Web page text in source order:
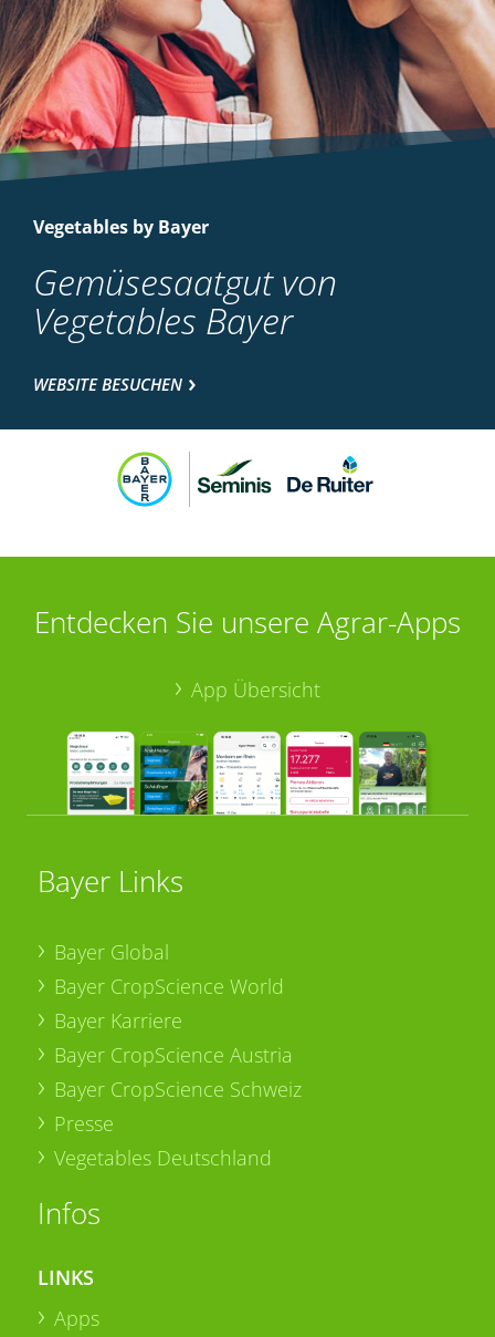
Vegetables by Bayer
Gemüsesaatgut von
Vegetables Bayer
WEBSITE BESUCHEN
Entdecken Sie unsere Agrar-Apps
App Übersicht
Bayer Links
Bayer Global
Bayer CropScience World
Bayer Karriere
Bayer CropScience Austria
Bayer CropScience Schweiz
Presse
Vegetables Deutschland
Infos
LINKS
Apps